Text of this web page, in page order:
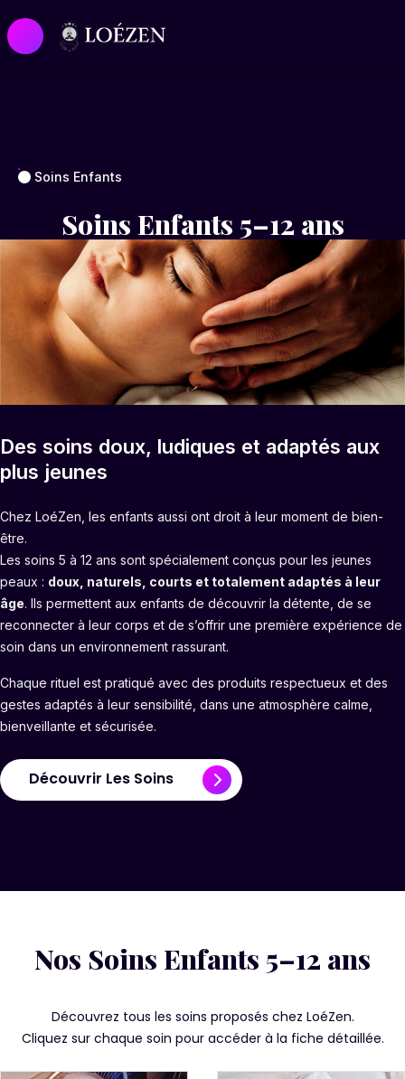
Soins Enfants
Soins Enfants 5–12 ans
Des soins doux, ludiques et adaptés aux
plus jeunes
Chez LoéZen, les enfants aussi ont droit à leur moment de bien-
être.
Les soins 5 à 12 ans sont spécialement conçus pour les jeunes
peaux : doux, naturels, courts et totalement adaptés à leur
âge. Ils permettent aux enfants de découvrir la détente, de se
reconnecter à leur corps et de s’offrir une première expérience de
soin dans un environnement rassurant.
Chaque rituel est pratiqué avec des produits respectueux et des
gestes adaptés à leur sensibilité, dans une atmosphère calme,
bienveillante et sécurisée.
Découvrir Les Soins
Nos Soins Enfants 5–12 ans
Découvrez tous les soins proposés chez LoéZen.
Cliquez sur chaque soin pour accéder à la fiche détaillée.